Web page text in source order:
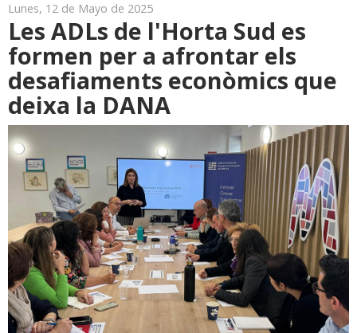
Lunes, 12 de Mayo de 2025
Les ADLs de l'Horta Sud es
formen per a afrontar els
desafiaments econòmics que
deixa la DANA